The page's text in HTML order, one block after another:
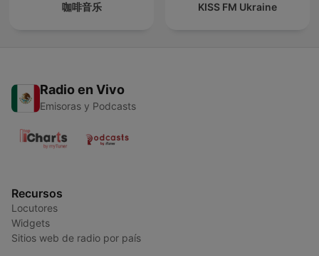
咖啡音乐 KISS FM Ukraine
Radio en Vivo
Emisoras y Podcasts
Recursos
Locutores
Widgets
Sitios web de radio por país